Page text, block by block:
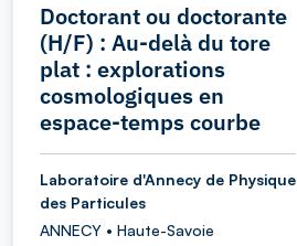
Doctorant ou doctorante
(H/F) : Au-delà du tore
plat : explorations
cosmologiques en
espace-temps courbe
Laboratoire d'Annecy de Physique
des Particules
ANNECY • Haute-Savoie